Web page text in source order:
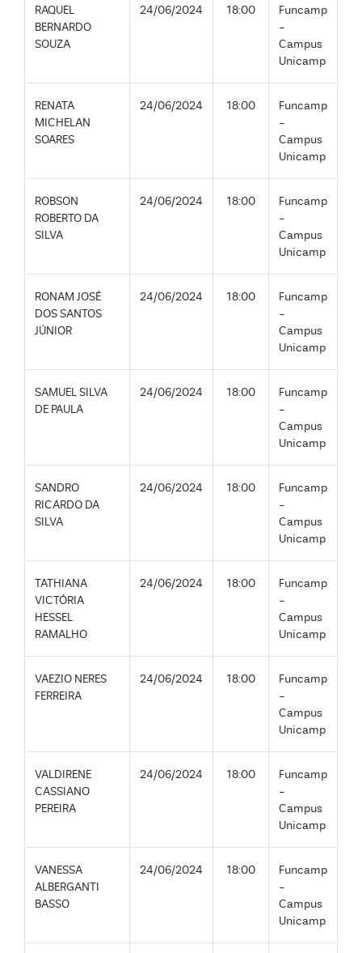
RAQUEL
BERNARDO
SOUZA
24/06/2024 18:00
Funcamp
-
Campus
Unicamp
RENATA
MICHELAN
SOARES
24/06/2024 18:00
Funcamp
-
Campus
Unicamp
ROBSON
ROBERTO DA
SILVA
24/06/2024 18:00
Funcamp
-
Campus
Unicamp
RONAM JOSÉ
DOS SANTOS
JÚNIOR
24/06/2024 18:00
Funcamp
-
Campus
Unicamp
SAMUEL SILVA
DE PAULA
24/06/2024 18:00
Funcamp
-
Campus
Unicamp
SANDRO
RICARDO DA
SILVA
24/06/2024 18:00
Funcamp
-
Campus
Unicamp
TATHIANA
VICTÓRIA
HESSEL
RAMALHO
24/06/2024 18:00
Funcamp
-
Campus
Unicamp
VAEZIO NERES
FERREIRA
24/06/2024 18:00
Funcamp
-
Campus
Unicamp
VALDIRENE
CASSIANO
PEREIRA
24/06/2024 18:00
Funcamp
-
Campus
Unicamp
VANESSA
ALBERGANTI
BASSO
24/06/2024 18:00
Funcamp
-
Campus
Unicamp